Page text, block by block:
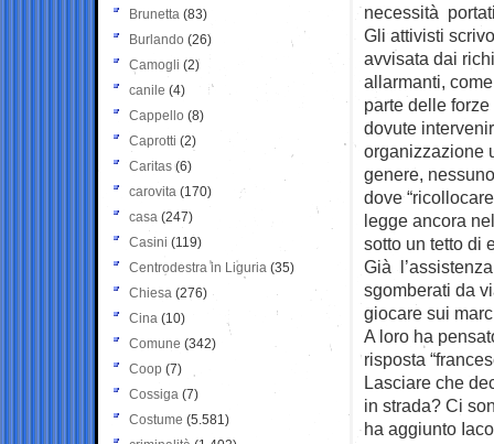
necessità
Gli attivisti
avvisata dai
allarmanti,
parte delle
dovute
organizzazione
genere,
dove
legge ancora
sotto un tetto di
Già
sgomberati da
giocare sui
A loro ha
risposta
Lasciare che
in strada? Ci
ha aggiunto
Brunetta (83)
Burlando (26)
Camogli (2)
canile (4)
Cappello (8)
Caprotti (2)
Caritas (6)
carovita (170)
casa (247)
Casini (119)
Centrodestra in Liguria (35)
Chiesa (276)
Cina (10)
Comune (342)
Coop (7)
Cossiga (7)
Costume (5.581)